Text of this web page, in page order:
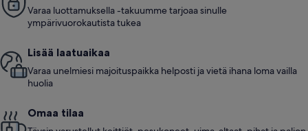
Varaa luottamuksella -takuumme tarjoaa sinulle
ympärivuorokautista tukea
Lisää laatuaikaa
Varaa unelmiesi majoituspaikka helposti ja vietä ihana loma vailla
huolia
Omaa tilaa